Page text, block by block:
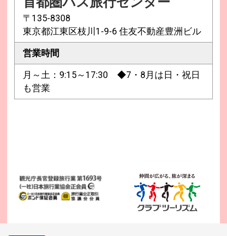
〒135-8308
東京都江東区枝川1-9-6 住友不動産豊洲ビル
営業時間
月～土：9:15～17:30 ◆7・8月は日・祝日
も営業